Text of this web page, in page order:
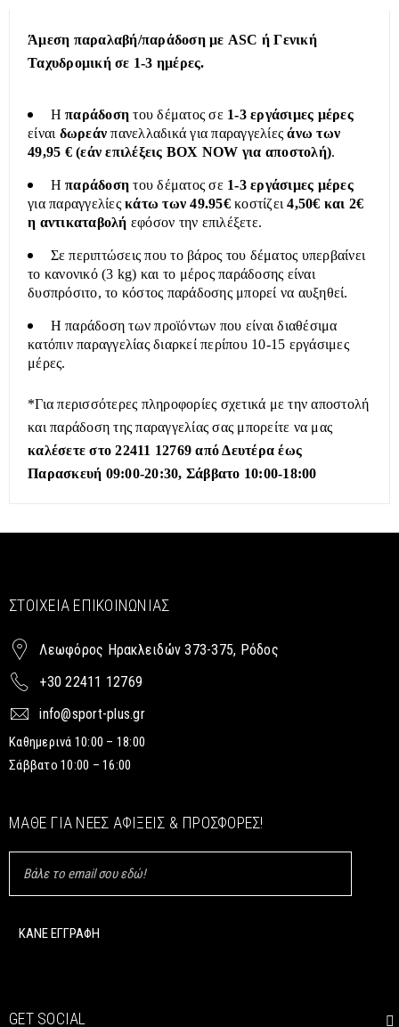
Άμεση παραλαβή/παράδοση με ASC ή Γενική
Ταχυδρομική σε 1-3 ημέρες.
Ηπαράδοση του δέματος σε 1-3 εργάσιμες μέρες
είναι δωρεάν πανελλαδικά για παραγγελίεςάνω των
49,95 € (εάν επιλέξεις BOX NOW για αποστολή).
Ηπαράδοση του δέματος σε 1-3 εργάσιμες μέρες
για παραγγελίες κάτω των 49.95€κοστίζει4,50€ και 2€
η αντικαταβολή εφόσον την επιλέξετε.
Σε περιπτώσεις που το βάρος του δέματος υπερβαίνει
το κανονικό (3 kg) και το μέρος παράδοσης είναι
δυσπρόσιτο, το κόστος παράδοσης μπορεί να αυξηθεί.
Η παράδοση των προϊόντων που είναι διαθέσιμα
κατόπιν παραγγελίας διαρκεί περίπου 10-15 εργάσιμες
μέρες.
*Για περισσότερες πληροφορίες σχετικά με την αποστολή
και παράδοση της παραγγελίας σας μπορείτε να μας
καλέσετε στο 22411 12769 από Δευτέρα έως
Παρασκευή 09:00-20:30, Σάββατο 10:00-18:00
ΣΤΟΙΧΕΊΑ ΕΠΙΚΟΙΝΩΝΊΑΣ
Λεωφόρος Ηρακλειδών 373-375, Ρόδος
+30 22411 12769
info@sport-plus.gr
Καθημερινά 10:00 – 18:00
Σάββατο 10:00 – 16:00
ΜΆΘΕ ΓΙΑ ΝΈΕΣ ΑΦΊΞΕΙΣ & ΠΡΟΣΦΟΡΈΣ!
GET SOCIAL